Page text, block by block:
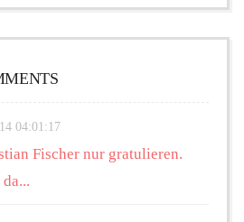
04:01:17
Fischer nur gratulieren.